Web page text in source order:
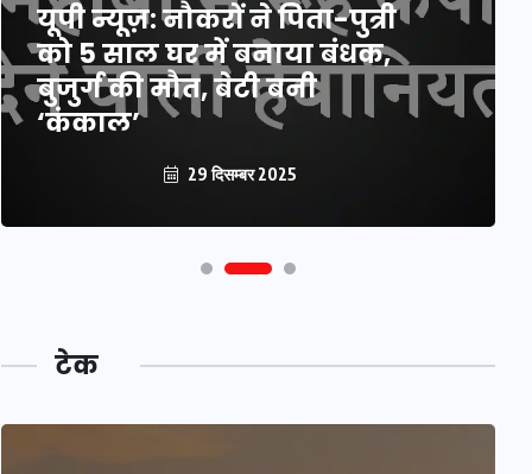
यूपी न्यूज़: नौकरों ने पिता-पुत्री
को 5 साल घर में बनाया बंधक,
बुजुर्ग की मौत, बेटी बनी
‘कंकाल’
29 दिसम्बर 2025
टेक